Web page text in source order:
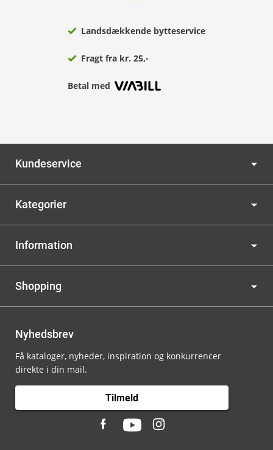
Landsdækkende bytteservice
Fragt fra kr. 25,-
Betal med
Kundeservice
Kategorier
Information
Shopping
Nyhedsbrev
Få kataloger, nyheder, inspiration og konkurrencer
direkte i din mail.
Tilmeld